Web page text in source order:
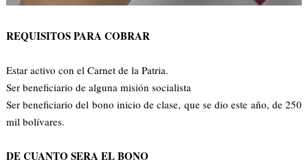
REQUISITOS PARA COBRAR
Estar activo con el Carnet de la Patria.
Ser beneficiario de alguna misión socialista
Ser beneficiario del bono inicio de clase, que se dio este año, de 250
mil bolívares.
DE CUANTO SERA EL BONO